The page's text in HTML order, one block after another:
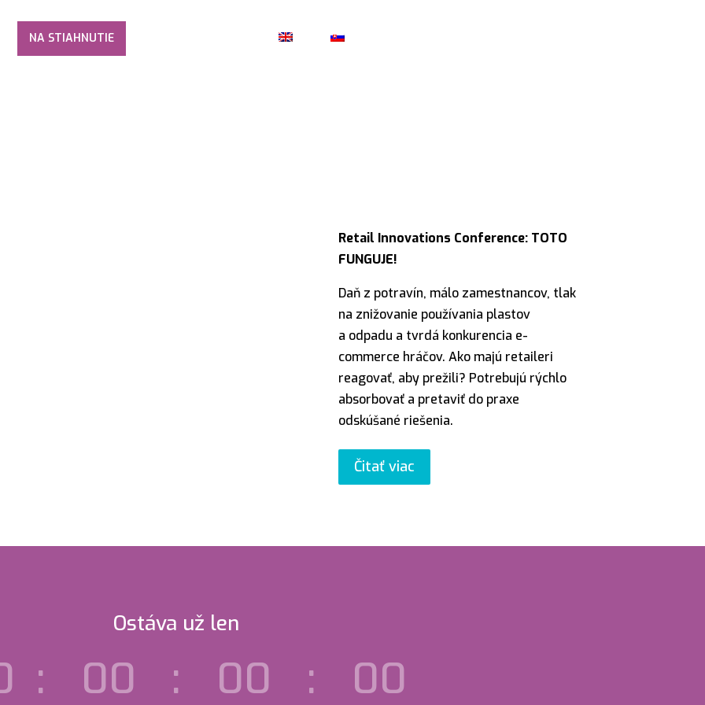
NA STIAHNUTIE
Retail Innovations Conference: TOTO
FUNGUJE!
Daň z potravín, málo zamestnancov, tlak
na znižovanie používania plastov
a odpadu a tvrdá konkurencia e-
commerce hráčov. Ako majú retaileri
reagovať, aby prežili? Potrebujú rýchlo
absorbovať a pretaviť do praxe
odskúšané riešenia.
Čitať viac
Ostáva už len
: 00 : 00 : 00